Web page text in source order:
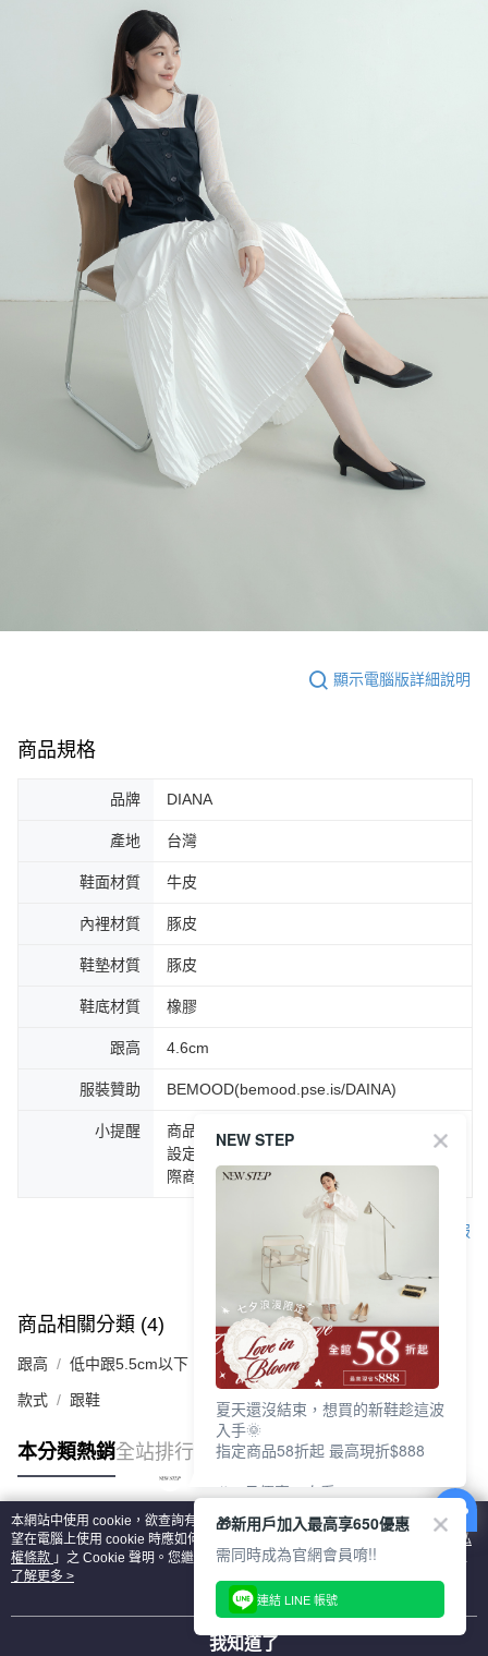
顯示電腦版詳細說明
商品規格
品牌 DIANA
產地 台灣
鞋面材質 牛皮
內裡材質 豚皮
鞋墊材質 豚皮
鞋底材質 橡膠
跟高 4.6cm
服裝贊助 BEMOOD(bemood.pse.is/DAINA)
小提醒
商品圖片顏色會因拍攝燈光環境或個人螢幕
設定不同，而造成部份色差現象，顏色以實
際商品為主。
客服
商品相關分類 (4) 查看全部
跟高 低中跟5.5cm以下
款式 跟鞋
本分類熱銷全站排行
熱門標籤
本網站中使用 cookie，欲查詢有關本網站使用 cookie 方式之詳情，及若您不希
望在電腦上使用 cookie 時應如何變更電腦的 cookie 設定，請參閱本網站「
隱私
權條款 」之 Cookie 聲明。您繼續使用本網站即表示您同意本公司得按本網站使
用條款之 Cookie 聲明使用 cookie。
了解更多 >
我知道了
NEW STEP
夏天還沒結束，想買的新鞋趁這波
入手🌞
指定商品58折起 最高現折$888
🎉 8月優惠一次看
①LINE購物最高10%回饋
②每周限定品現折200
③指定商品58折起 最高現折$888
上班鞋、休閒鞋、涼鞋一次逛齊
好搭、出遊好走、聚會也漂亮
🎁新用戶加入最高享650優惠
需同時成為官網會員唷!!
連結 LINE 帳號